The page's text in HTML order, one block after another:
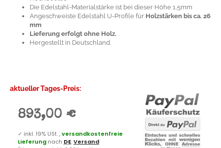
Die Edelstahl-Materialstärke ist bei dieser Höhe 1,5mm
Angeschweiste Edelstahl U-Profile für Holzstärken bis ca. 26
mm
Lieferung erfolgt ohne Holz.
Hergestellt in Deutschland.
aktueller Tages-Preis:
893,00 €
✓ inkl. 19% USt. ,versandkostenfreie
Lieferung nach DE.Versand